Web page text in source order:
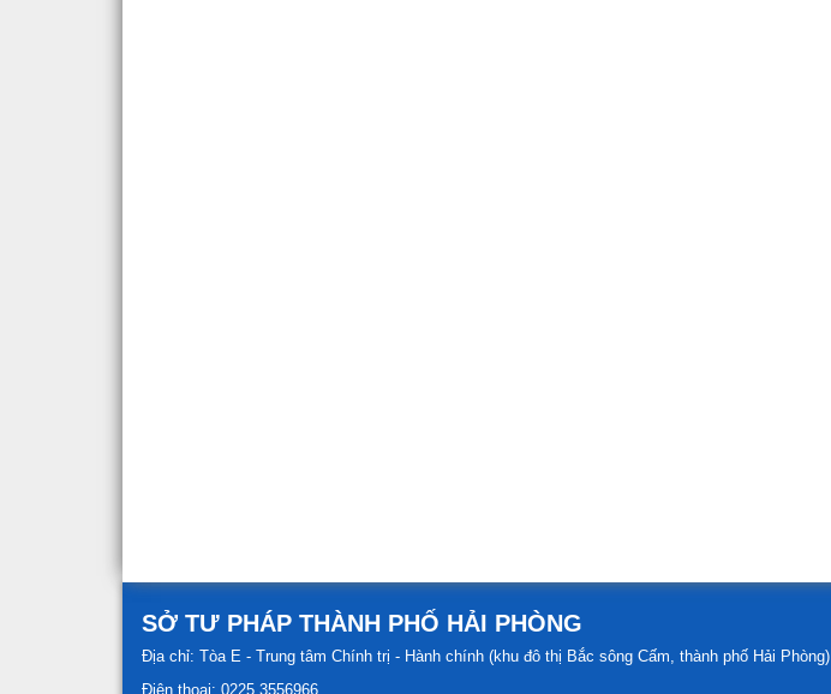
SỞ TƯ PHÁP THÀNH PHỐ HẢI PHÒNG
Địa chỉ: Tòa E - Trung tâm Chính trị - Hành chính (khu đô thị Bắc sông Cấm, thành phố Hải Phòng)
Điện thoại: 0225.3556966